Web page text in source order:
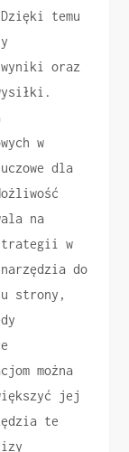
temu
wyniki oraz
w
dla
na
w
do
strony,
można
jej
te